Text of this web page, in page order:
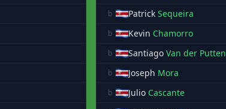
b
Patrick Sequeira
b Kevin Chamorro
b Santiago Van der Putten
b Joseph Mora
b Julio Cascante